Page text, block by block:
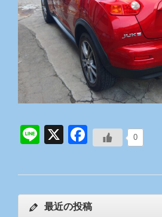
0
Line
X Facebook
最近の投稿